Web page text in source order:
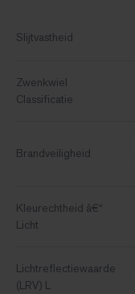
Slijtvastheid
Zwenkwiel
Classificatie
Brandveiligheid
Kleurechtheid â€“
Licht
Lichtreflectiewaarde
(LRV) L